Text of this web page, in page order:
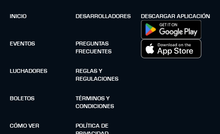
INICIO
EVENTOS
LUCHADORES
BOLETOS
CÓMO VER
DESARROLLADORES
PREGUNTAS
FRECUENTES
REGLAS Y
REGULACIONES
TÉRMINOS Y
CONDICIONES
POLÍTICA DE
DESCARGAR APLICACIÓN